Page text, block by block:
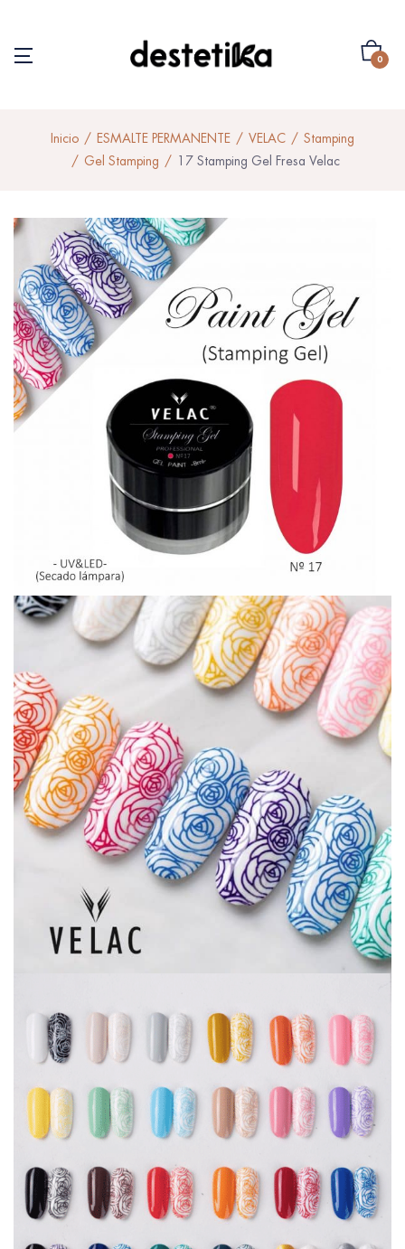
0
Inicio ESMALTE PERMANENTE VELAC
Stamping
Gel Stamping
17 Stamping Gel Fresa Velac